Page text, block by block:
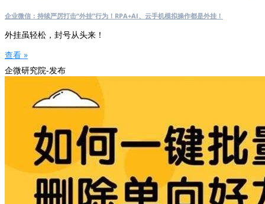
企业微信：持续严厉打击“外挂”行为！RPA+AI、云手机模拟操作都是外挂！
外挂虽轻松，封号从头来！
查看 »
企微研究院-发布